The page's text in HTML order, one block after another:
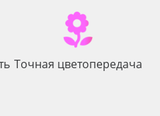
Точная цветопередача